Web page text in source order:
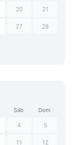
20 21
27 28
Sáb Dom
4 5
11 12